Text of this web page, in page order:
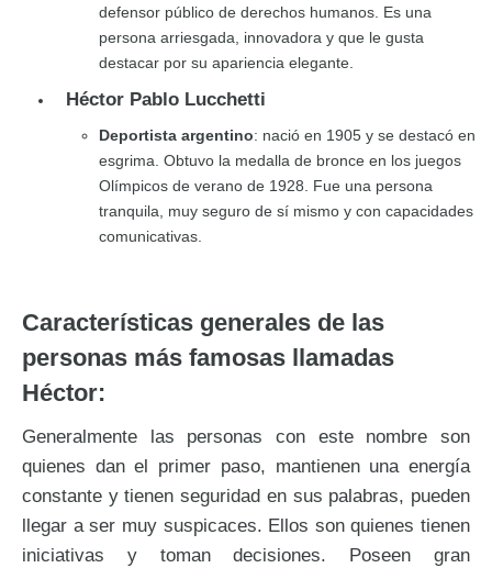
defensor público de derechos humanos. Es una
persona arriesgada, innovadora y que le gusta
destacar por su apariencia elegante.
Héctor Pablo Lucchetti
Deportista argentino: nació en 1905 y se destacó en
esgrima. Obtuvo la medalla de bronce en los juegos
Olímpicos de verano de 1928. Fue una persona
tranquila, muy seguro de sí mismo y con capacidades
comunicativas.
Características generales de las
personas más famosas llamadas
Héctor:
Generalmente las personas con este nombre son
quienes dan el primer paso, mantienen una energía
constante y tienen seguridad en sus palabras, pueden
llegar a ser muy suspicaces. Ellos son quienes tienen
iniciativas y toman decisiones. Poseen gran